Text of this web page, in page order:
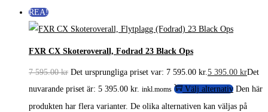
REA!
FXR CX Skoteroverall, Fodrad 23 Black Ops
7 595.00kr Det ursprungliga priset var: 7 595.00 kr.5 395.00 krDet
nuvarande priset är: 5 395.00 kr. inkl.moms Välj alternativ Den här
produkten har flera varianter. De olika alternativen kan väljas på